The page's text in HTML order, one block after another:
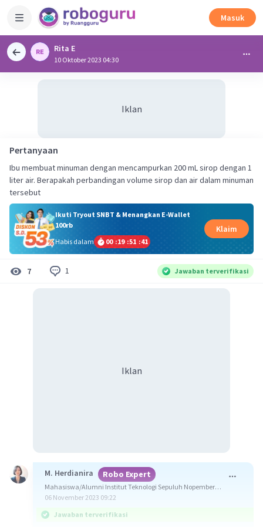
Masuk
Rita E
10 Oktober 2023 04:30
Iklan
Pertanyaan
Ibu membuat minuman dengan mencampurkan 200 mL sirop dengan 1
liter air. Berapakah perbandingan volume sirop dan air dalam minuman
tersebut
Ikuti Tryout SNBT & Menangkan E-Wallet
100rb
Habis dalam
00 :19 :51 :41
Klaim
7 1 Jawaban terverifikasi
Iklan
M. Herdianira Robo Expert
Mahasiswa/Alumni Institut Teknologi Sepuluh Nopember
Surabaya
06 November 2023 09:22
Jawaban terverifikasi